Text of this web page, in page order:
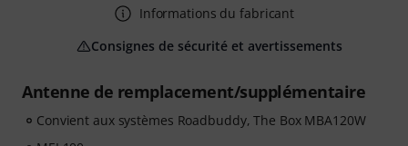
Antenne de remplacement/supplémentaire
Convient aux systèmes Roadbuddy, The Box MBA120W
Informations du fabricant
Consignes de sécurité et avertissements